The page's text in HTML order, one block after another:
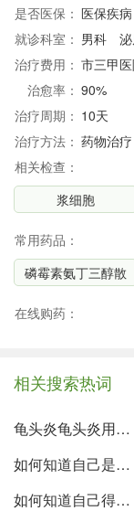
是否医保： 医保疾病
就诊科室： 男科
治疗费用： 市三甲
治愈率： 90%
治疗周期： 10天
治疗方法： 药物治
相关检查：
浆细胞
常用药品：
磷霉素氨丁三醇散
在线购药：
相关搜索热词
龟头炎龟头炎用什么药
如何知道自己是不是龟头炎
如何知道自己得了龟头炎